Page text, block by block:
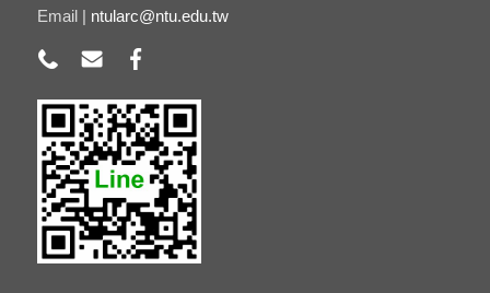
Email | ntularc@ntu.edu.tw